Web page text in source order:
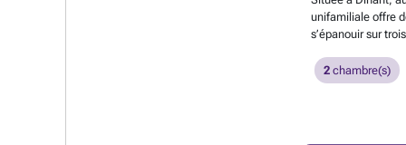
unifamiliale offre
s’épanouir sur
parfaitement à un
d’une grande
afin de laisser
électriques à
2 chambre(s)